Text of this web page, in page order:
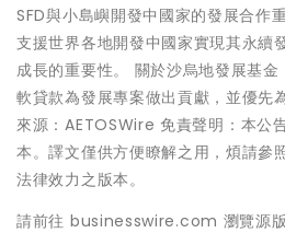
SFD與小島嶼開發中國家的發展合作
支援世界各地開發中國家實現其永續
成長的重要性。 關於沙烏地發展基
軟貸款為發展專案做出貢獻，並優先
來源：AETOSWire 免責聲明：本公
本。譯文僅供方便瞭解之用，煩請參
法律效力之版本。
請前往 businesswire.com 瀏覽源